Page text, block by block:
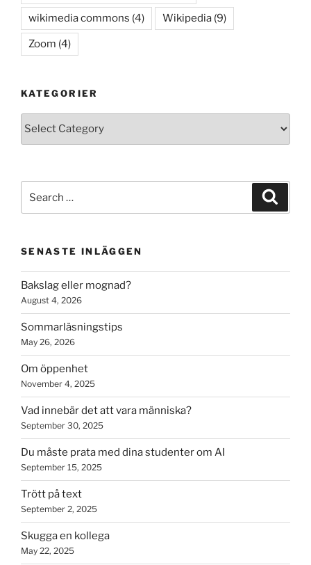
wikimedia commons (4) Wikipedia (9)
Zoom (4)
KATEGORIER
Kategorier
for:
SENASTE INLÄGGEN
Bakslag eller mognad?
August 4, 2026
Sommarläsningstips
May 26, 2026
Om öppenhet
November 4, 2025
Vad innebär det att vara människa?
September 30, 2025
Du måste prata med dina studenter om AI
September 15, 2025
Trött på text
September 2, 2025
Skugga en kollega
May 22, 2025